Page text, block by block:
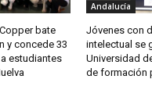
bate
y concede 33
estudiantes
Andalucía
Jóvenes con
intelectual se
Universidad
de formación